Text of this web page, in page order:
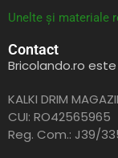
Unelte și materiale
Contact
Bricolando.ro
KALKI DRIM
CUI: RO42565965
Reg. Com.: J39/